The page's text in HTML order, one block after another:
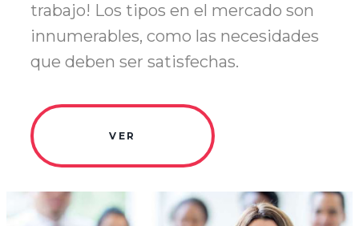
trabajo! Los tipos en el mercado son
innumerables, como las necesidades
que deben ser satisfechas.
VER